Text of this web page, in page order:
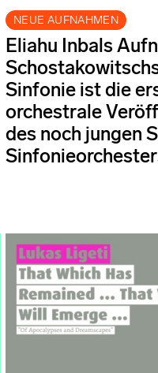
NEUE AUFNAHMEN
Eliahu Inbals
Schostakowitschs
Sinfonie ist die
orchestrale
des noch jungen